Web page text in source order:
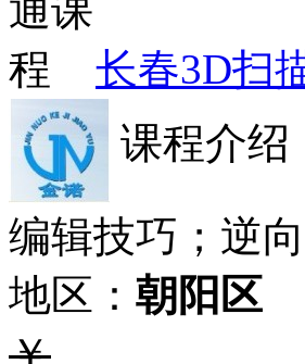
长春3D扫
课程介绍
编辑技巧；逆
地区： 朝阳区
￥